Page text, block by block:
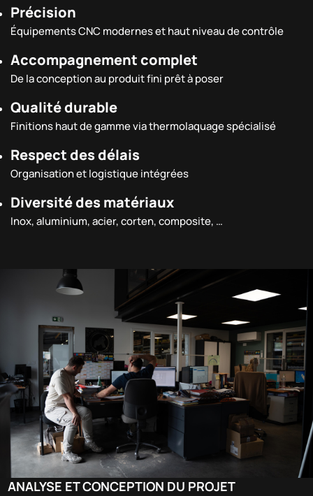
Précision
Équipements CNC modernes et haut niveau de contrôle
Accompagnement complet
De la conception au produit fini prêt à poser
Qualité durable
Finitions haut de gamme via thermolaquage spécialisé
Respect des délais
Organisation et logistique intégrées
Diversité des matériaux
Inox, aluminium, acier, corten, composite, …
ANALYSE ET CONCEPTION DU PROJET